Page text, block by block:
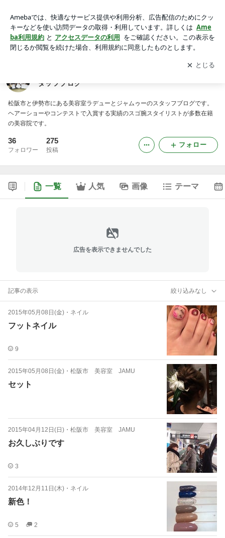
ログ
アプリをダウンロードして ブログの更新通知
を受け取りまし
ょう。
開く
タッフブログ
松阪市と伊勢市にある美容室ラデューとジャムゥーのスタッフブログです。
ヘアーショーやコンテストで入賞する実績のスゴ腕スタイリストが多数在籍
の美容院です。
36
フォロワー
275
投稿
フォロー
一覧 人気 画像 テーマ
広告を表示できませんでした
記事の表示 絞り込みなし
2015年05月08日(金) ・ ネイル
フットネイル
9
2015年05月08日(金) ・ 松阪市 美容室 JAMU
セット
2015年04月12日(日) ・ 松阪市 美容室 JAMU
お久しぶりです
3
2014年12月11日(木) ・ ネイル
新色！
5 2